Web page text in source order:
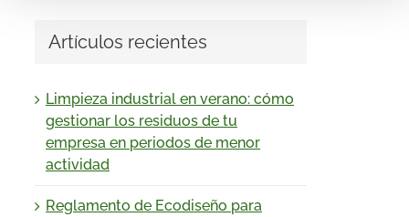
Artículos recientes
Limpieza industrial en verano: cómo
gestionar los residuos de tu
empresa en periodos de menor
actividad
Reglamento de Ecodiseño para